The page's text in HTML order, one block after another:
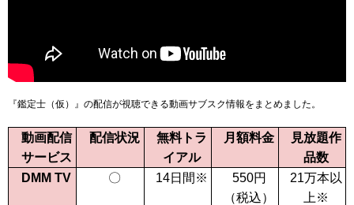
『鑑定士（仮）』の配信が視聴できる動画サブスク情報をまとめました。
動画配信
サービス
配信状況
無料トラ
イアル
月額料金
見放題作
品数
DMM TV
〇 14日間 ※ 550円
（税込）
21万本以
上 ※